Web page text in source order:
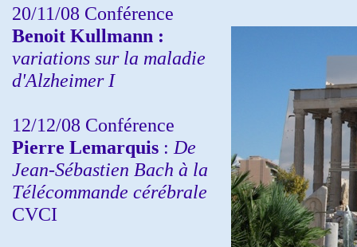
20/11/08 Conférence
Benoit Kullmann :
variations sur la maladie
d'Alzheimer I
12/12/08 Conférence
Pierre Lemarquis : De
Jean-Sébastien Bach à la
Télécommande cérébrale
CVCI